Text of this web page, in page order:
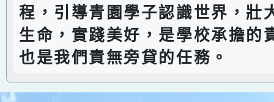
程，引導青園學子認識世界，壯
生命，實踐美好，是學校承擔的
也是我們責無旁貸的任務。